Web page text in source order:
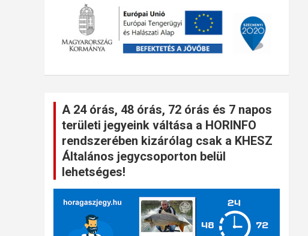
A 24 órás, 48 órás, 72 órás és 7 napos
területi jegyeink váltása a HORINFO
rendszerében kizárólag csak a KHESZ
Általános jegycsoporton belül
lehetséges!